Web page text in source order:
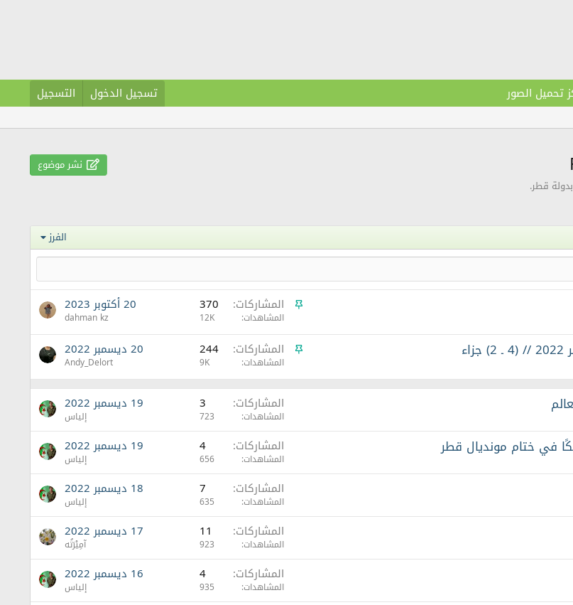
تحميل الصور تسجيل الدخول التسجيل
نشر موضوع
الفرز
م
ب
ت
المشاركات 370
المشاهدات 12K
20 أكتوبر 2023
dahman kz
م
ب
ت
المشاركات 244
المشاهدات 9K
20 ديسمبر 2022
Andy_Delort
المشاركات 3
المشاهدات 723
19 ديسمبر 2022
إلياس
في ختام مونديال قطر المشاركات 4
المشاهدات 656
19 ديسمبر 2022
إلياس
المشاركات 7
المشاهدات 635
18 ديسمبر 2022
إلياس
المشاركات 11
المشاهدات 923
17 ديسمبر 2022
آمِيْرَتُه
المشاركات 4
المشاهدات 935
16 ديسمبر 2022
إلياس